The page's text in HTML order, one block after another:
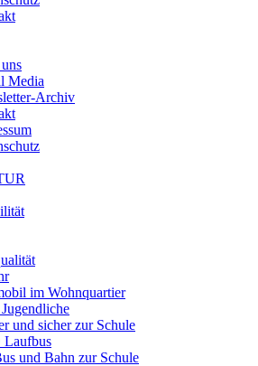
Media
Archiv
im Wohnquartier
und sicher zur Schule
und Bahn zur Schule